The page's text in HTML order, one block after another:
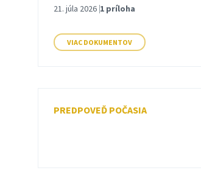
21. júla 2026 1 príloha
VIAC DOKUMENTOV
PREDPOVEĎ POČASIA